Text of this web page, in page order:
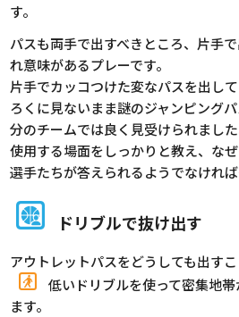
す。
パスも両手で出すべきところ、片手
れ意味があるプレーです。
片手でカッコつけた変なパスを出し
ろくに見ないまま謎のジャンピング
分のチームでは良く見受けられました
使用する場面をしっかりと教え、な
選手たちが答えられるようでなければ
ドリブルで抜け出す
アウトレットパスをどうしても出すこ
低いドリブルを使って密集地
ます。